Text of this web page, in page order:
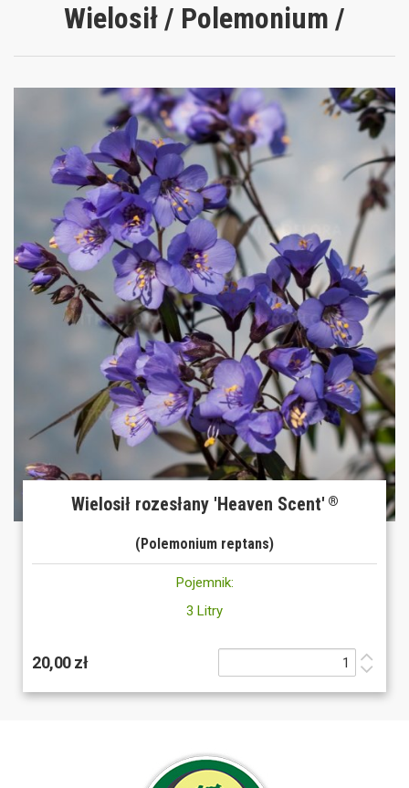
Wielosił / Polemonium /
Wielosił rozesłany 'Heaven Scent' ®
(Polemonium reptans)
Pojemnik:
3 Litry
20,00 zł